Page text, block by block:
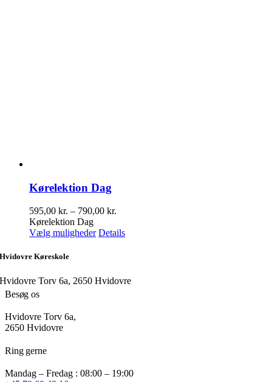
Kørelektion Dag
595,00 kr. – 790,00 kr.
til
Kørelektion Dag
Vælg muligheder Dette
varianter.
Mulighederne
Details
Hvidovre Køreskole
Hvidovre Torv 6a, 2650 Hvidovre
Besøg os
Hvidovre Torv 6a,
2650 Hvidovre
Ring gerne
Mandag – Fredag : 08:00 – 19:00